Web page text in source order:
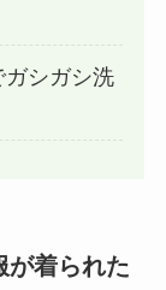
シガシ洗
が着られた